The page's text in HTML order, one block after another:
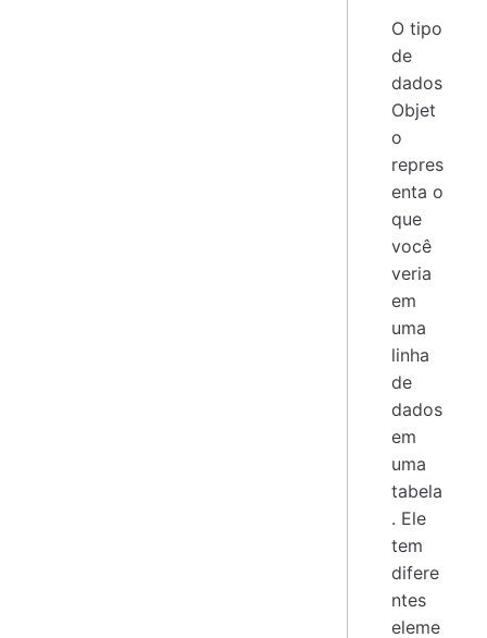
O tipo
de
dados
Objet
o
repres
enta o
que
você
veria
em
uma
linha
de
dados
em
uma
tabela
. Ele
tem
difere
ntes
eleme